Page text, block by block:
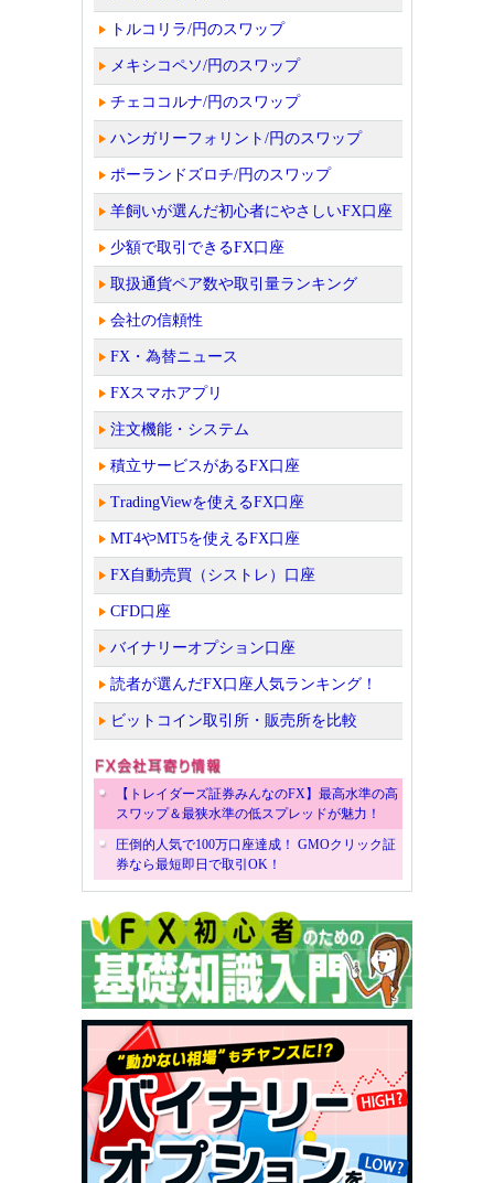
トルコリラ/円のスワップ
メキシコペソ/円のスワップ
チェココルナ/円のスワップ
ハンガリーフォリント/円のスワップ
ポーランドズロチ/円のスワップ
羊飼いが選んだ初心者にやさしいFX口座
少額で取引できるFX口座
取扱通貨ペア数や取引量ランキング
会社の信頼性
FX・為替ニュース
FXスマホアプリ
注文機能・システム
積立サービスがあるFX口座
TradingViewを使えるFX口座
MT4やMT5を使えるFX口座
FX自動売買（シストレ）口座
CFD口座
バイナリーオプション口座
読者が選んだFX口座人気ランキング！
ビットコイン取引所・販売所を比較
【トレイダーズ証券みんなのFX】最高水準の高
スワップ＆最狭水準の低スプレッドが魅力！
圧倒的人気で100万口座達成！ GMOクリック証
券なら最短即日で取引OK！